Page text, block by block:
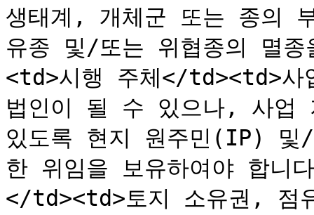
생태계, 개체군 또는 종의
유종 및/또는 위협종의 멸
<td>시행 주체</td><td>사
법인이 될 수 있으나, 사업
있도록 현지 원주민(IP) 및
한 위임을 보유하여야 합
</td><td>토지 소유권, 점